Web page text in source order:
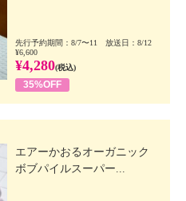
先行予約期間：8/7〜11 放送日：8/12
¥6,600
¥4,280(税込)
35%OFF
エアーかおるオーガニック
ボブパイルスーパー...